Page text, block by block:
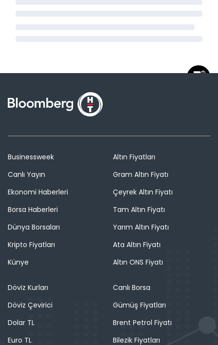
Businessweek
Canlı Yayın
Ekonomi Haberleri
Borsa Haberleri
Dünya Borsaları
Kripto Fiyatları
Künye
Altın Fiyatları
Gram Altın Fiyatı
Çeyrek Altın Fiyatı
Tam Altın Fiyatı
Yarım Altın Fiyatı
Ata Altın Fiyatı
Altın ONS Fiyatı
Döviz Kurları
Döviz Çevirici
Dolar TL
Euro TL
Canlı Borsa
Gümüş Fiyatları
Brent Petrol Fiyatı
Bilezik Fiyatları